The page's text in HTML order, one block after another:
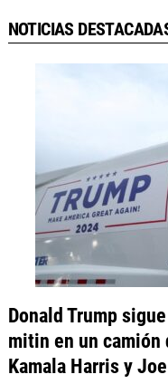
NOTICIAS
Donald Trump
mitin en un camión
Kamala Harris y